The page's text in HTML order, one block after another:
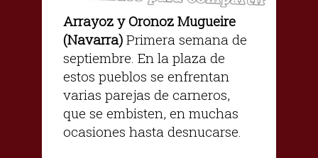
Arrayoz y Oronoz Mugueire
(Navarra) Primera semana de
septiembre. En la plaza de
estos pueblos se enfrentan
varias parejas de carneros,
que se embisten, en muchas
ocasiones hasta desnucarse.